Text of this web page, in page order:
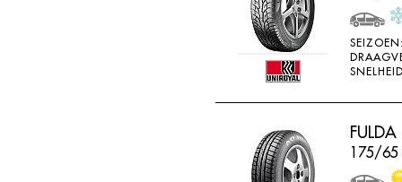
175/65